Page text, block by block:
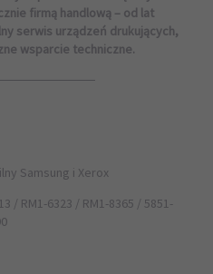
firmą handlową – od lat
serwis urządzeń drukujących,
wsparcie techniczne.
Samsung i Xerox
/ RM1-6323 / RM1-8365 / 5851-